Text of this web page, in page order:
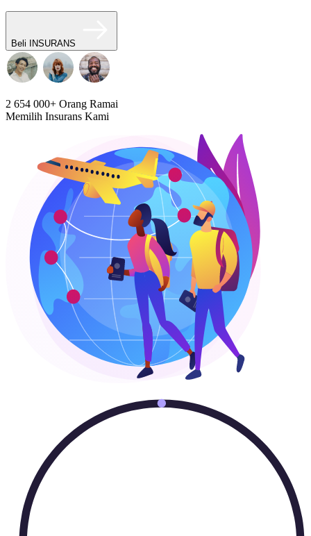
Beli INSURANS
2 654 000+ Orang Ramai
Memilih Insurans Kami